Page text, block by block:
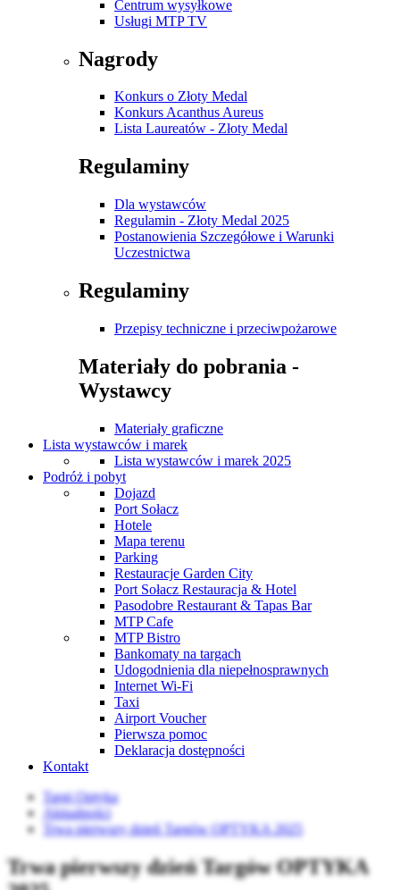
Centrum wysyłkowe
Usługi MTP TV
Nagrody
Konkurs o Złoty Medal
Konkurs Acanthus Aureus
Lista Laureatów - Złoty Medal
Regulaminy
Dla wystawców
Regulamin - Złoty Medal 2025
Postanowienia Szczegółowe i Warunki
Uczestnictwa
Regulaminy
Przepisy techniczne i przeciwpożarowe
Materiały do pobrania -
Wystawcy
Materiały graficzne
Lista wystawców i marek
Lista wystawców i marek 2025
Podróż i pobyt
Dojazd
Port Sołacz
Hotele
Mapa terenu
Parking
Restauracje Garden City
Port Sołacz Restauracja & Hotel
Pasodobre Restaurant & Tapas Bar
MTP Cafe
MTP Bistro
Bankomaty na targach
Udogodnienia dla niepełnosprawnych
Internet Wi-Fi
Taxi
Airport Voucher
Pierwsza pomoc
Deklaracja dostępności
Kontakt
Targi Optyka
Aktualności
Trwa pierwszy dzień Targów OPTYKA 2025
Trwa pierwszy dzień Targów OPTYKA